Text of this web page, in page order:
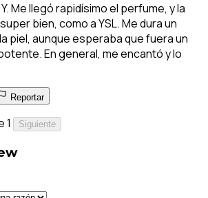
Me llegó rapidísimo el perfume, y la
bien, como a YSL. Me dura un
piel, aunque esperaba que fuera un
En general, me encantó y lo
Reportar
1 Siguiente